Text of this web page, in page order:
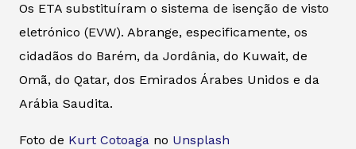
Os ETA substituíram o sistema de isenção de visto
eletrónico (EVW). Abrange, especificamente, os
cidadãos do Barém, da Jordânia, do Kuwait, de
Omã, do Qatar, dos Emirados Árabes Unidos e da
Arábia Saudita.
Foto de Kurt Cotoaga no Unsplash